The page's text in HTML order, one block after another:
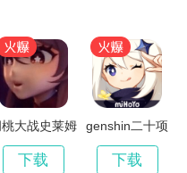
大战史莱姆
下载
genshin二十项
下载